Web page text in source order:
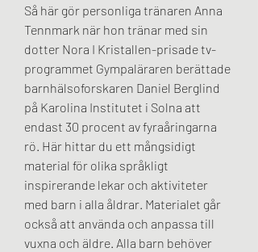
Så här gör personliga tränaren Anna
Tennmark när hon tränar med sin
dotter Nora I Kristallen-prisade tv-
programmet Gympaläraren berättade
barnhälsoforskaren Daniel Berglind
på Karolina Institutet i Solna att
endast 30 procent av fyraåringarna
rö. Här hittar du ett mångsidigt
material för olika språkligt
inspirerande lekar och aktiviteter
med barn i alla åldrar. Materialet går
också att använda och anpassa till
vuxna och äldre. Alla barn behöver